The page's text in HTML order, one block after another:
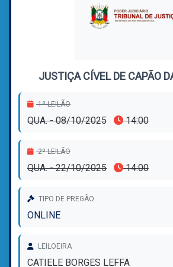
JUSTIÇA CÍVEL DE CAPÃO
1º LEILÃO
QUA. - 08/10/2025 14:00
2º LEILÃO
QUA. - 22/10/2025 14:00
TIPO DE PREGÃO
ONLINE
LEILOEIRA
CATIELE BORGES LEFFA